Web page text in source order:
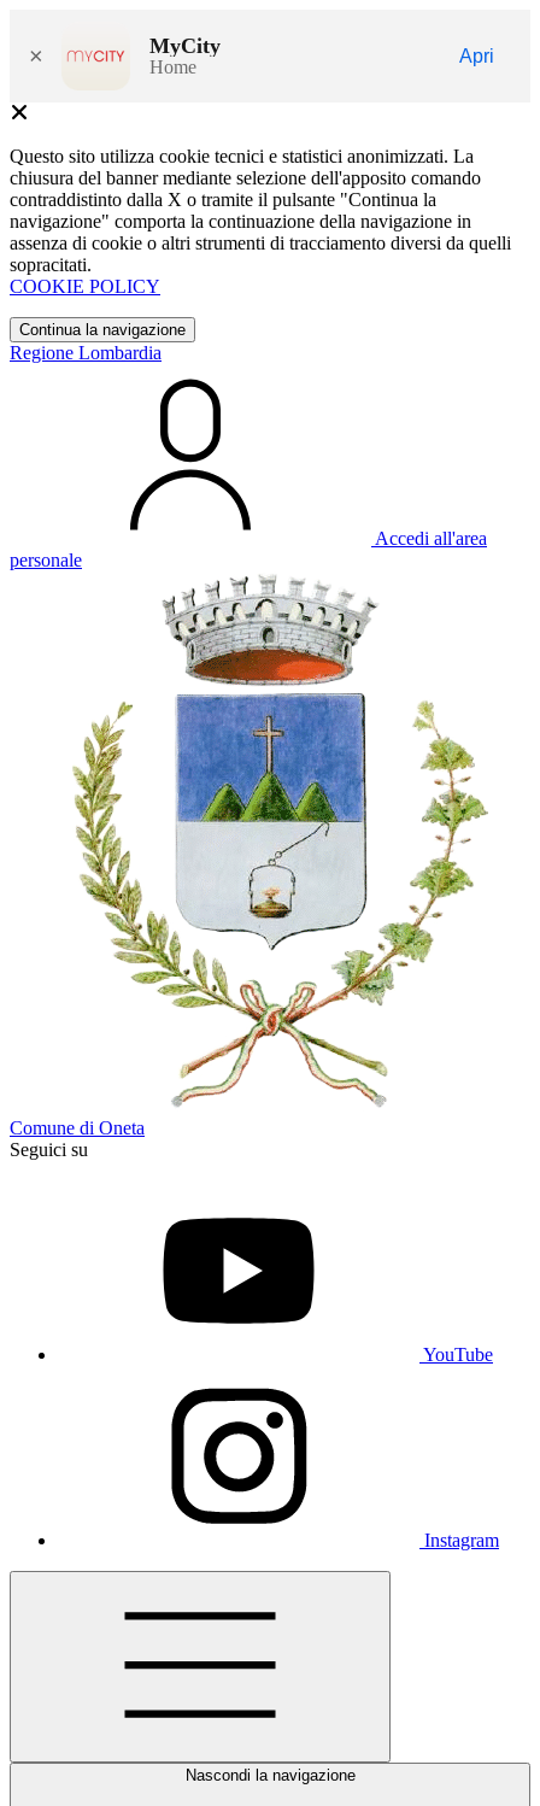
× MyCity
Home
Apri
Questo sito utilizza cookie tecnici e statistici anonimizzati. La
chiusura del banner mediante selezione dell'apposito comando
contraddistinto dalla X o tramite il pulsante "Continua la
navigazione" comporta la continuazione della navigazione in
assenza di cookie o altri strumenti di tracciamento diversi da quelli
sopracitati.
COOKIE POLICY
Continua la navigazione
Regione Lombardia
Accedi all'area
personale
Comune di Oneta
Seguici su
YouTube
Instagram
Nascondi la navigazione